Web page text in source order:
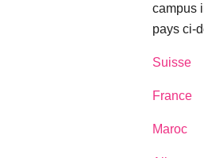
campus
pays ci-
Suisse
France
Maroc